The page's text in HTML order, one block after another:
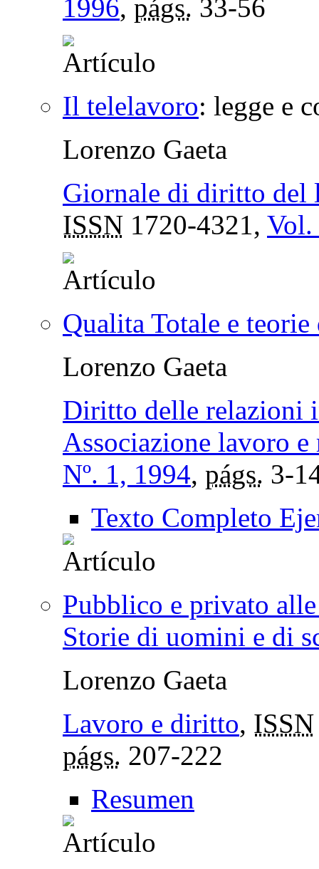
1996, págs. 33-56
Il telelavoro: legge e
Lorenzo Gaeta
Giornale di diritto del
ISSN 1720-4321, Vol.
Qualita Totale e
Lorenzo Gaeta
Diritto delle relazioni
Associazione lavoro e
Nº. 1, 1994, págs. 3-
Texto Completo
Pubblico e privato
Storie di uomini e di
Lorenzo Gaeta
Lavoro e diritto, ISSN
págs. 207-222
Resumen